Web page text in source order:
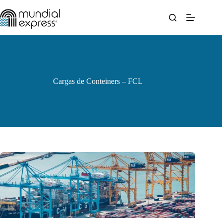
para
o
Cargas de Conteiners – FCL